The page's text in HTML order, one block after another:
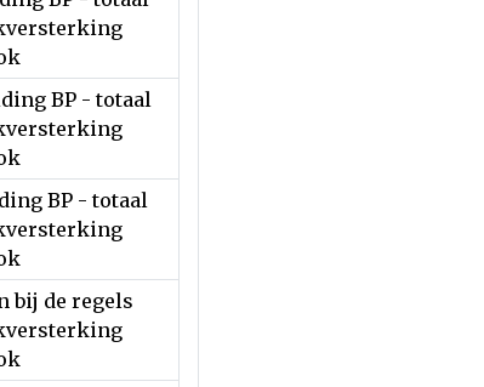
BP - totaal
BP - totaal
bij de regels